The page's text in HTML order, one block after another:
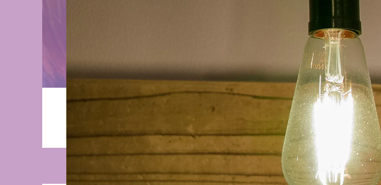
青森県・三沢市の髪質改善・艶髪専門美容室 うねり・広が